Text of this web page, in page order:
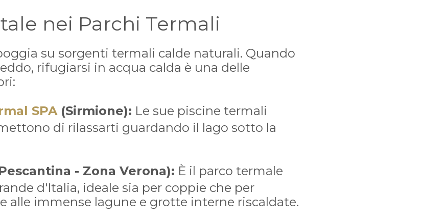
nei Parchi Termali
su sorgenti termali calde naturali. Quando
rifugiarsi in acqua calda è una delle
SPA (Sirmione): Le sue piscine termali
di rilassarti guardando il lago sotto la
- Zona Verona): È il parco termale
d'Italia, ideale sia per coppie che per
alle immense lagune e grotte interne riscaldate.